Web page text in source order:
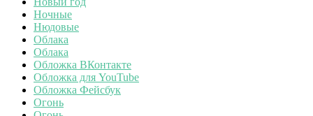
Ночные
Нюдовые
Облака
Облака
Обложка ВКонтакте
Обложка для YouTube
Обложка Фейсбук
Огонь